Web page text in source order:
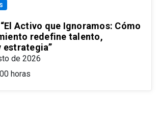
Activo que Ignoramos: Cómo
redefine talento,
estrategia”
de 2026
horas